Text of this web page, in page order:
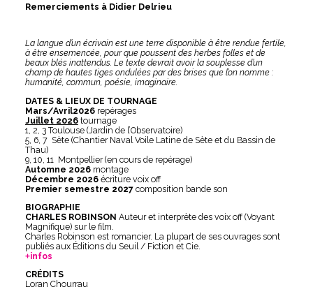
Remerciements à Didier Delrieu
La langue d’un écrivain est une terre disponible à être rendue fertile,
à être ensemencée, pour que poussent des herbes folles et de
beaux blés inattendus. Le texte devrait avoir la souplesse d’un
champ de hautes tiges ondulées par des brises que l’on nomme :
humanité, commun, poésie, imaginaire.
DATES & LIEUX DE TOURNAGE
Mars/Avril2026repérages
Juillet 2026tournage
1, 2, 3 Toulouse (Jardin de l’Observatoire)
5, 6, 7 Sète (Chantier Naval Voile Latine de Sète et du Bassin de
Thau)
9, 10, 11 Montpellier (en cours de repérage)
Automne 2026montage
Décembre 2026écriture voix off
Premier semestre 2027composition bande son
BIOGRAPHIE
CHARLES ROBINSON Auteur et interprète des voix off (Voyant
Magnifique) sur le film.
Charles Robinson est romancier. La plupart de ses ouvrages sont
publiés aux Éditions du Seuil / Fiction et Cie.
infos
CRÉDITS
Loran Chourrau